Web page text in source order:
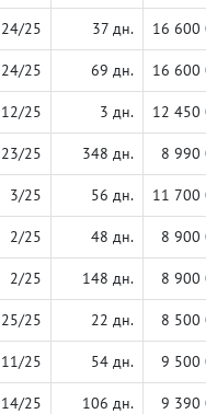
24/25 37 дн. 16 600
24/25 69 дн. 16 600
12/25 3 дн. 12 450
23/25 348 дн. 8 990
3/25 56 дн. 11 700
2/25 48 дн. 8 900
2/25 148 дн. 8 900
25/25 22 дн. 8 500
11/25 54 дн. 9 500
14/25 106 дн. 9 390